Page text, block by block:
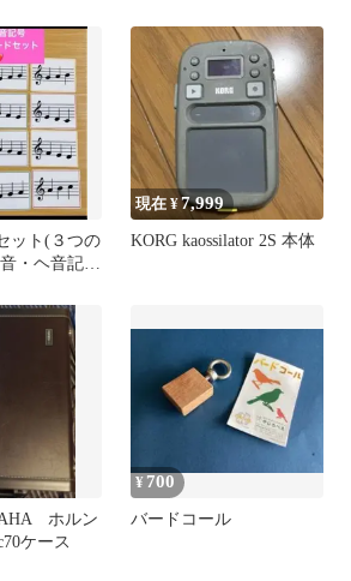
ット(３つの
・ヘ音記号
現在 ¥7,999
KORG kaossilator 2S 本体
ホルン
ケース
¥ 700
バードコール